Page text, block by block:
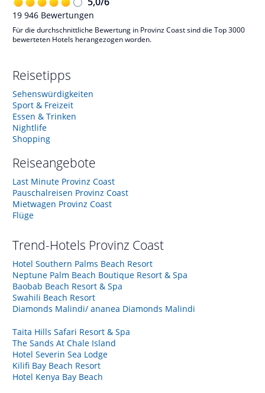
19 946 Bewertungen
Für die durchschnittliche Bewertung in Provinz Coast sind die Top 3000
bewerteten Hotels herangezogen worden.
Reisetipps
Sehenswürdigkeiten
Sport & Freizeit
Essen & Trinken
Nightlife
Shopping
Reiseangebote
Last Minute Provinz Coast
Pauschalreisen Provinz Coast
Mietwagen Provinz Coast
Flüge
Trend-Hotels Provinz Coast
Hotel Southern Palms Beach Resort
Neptune Palm Beach Boutique Resort & Spa
Baobab Beach Resort & Spa
Swahili Beach Resort
Diamonds Malindi/ ananea Diamonds Malindi
Taita Hills Safari Resort & Spa
The Sands At Chale Island
Hotel Severin Sea Lodge
Kilifi Bay Beach Resort
Hotel Kenya Bay Beach